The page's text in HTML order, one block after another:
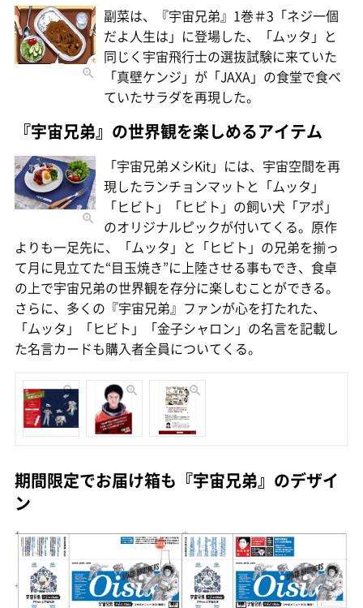
副菜は、『宇宙兄弟』1巻＃3「ネジ一個
だよ人生は」に登場した、「ムッタ」と
同じく宇宙飛行士の選抜試験に来ていた
「真壁ケンジ」が「JAXA」の食堂で食べ
ていたサラダを再現した。
『宇宙兄弟』の世界観を楽しめるアイテム
「宇宙兄弟メシKit」には、宇宙空間を再
現したランチョンマットと「ムッタ」
「ヒビト」「ヒビト」の飼い犬「アポ」
のオリジナルピックが付いてくる。原作
よりも一足先に、「ムッタ」と「ヒビト」の兄弟を揃っ
て月に見立てた“目玉焼き”に上陸させる事もでき、食卓
の上で宇宙兄弟の世界観を存分に楽しむことができる。
さらに、多くの『宇宙兄弟』ファンが心を打たれた、
「ムッタ」「ヒビト」「金子シャロン」の名言を記載し
た名言カードも購入者全員についてくる。
期間限定でお届け箱も『宇宙兄弟』のデザイ
ン